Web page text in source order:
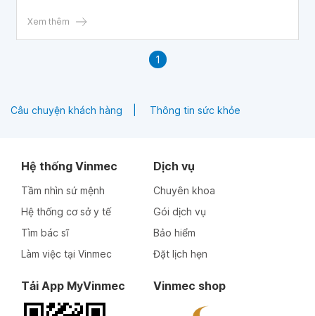
quan hệ tình dục còn giúp ngăn ngừa sự lão hóa. Vậy liệu
Xem thêm
1
Câu chuyện khách hàng Thông tin sức khỏe
Hệ thống Vinmec
Tầm nhìn sứ mệnh
Hệ thống cơ sở y tế
Tìm bác sĩ
Làm việc tại Vinmec
Dịch vụ
Chuyên khoa
Gói dịch vụ
Bảo hiểm
Đặt lịch hẹn
Tải App MyVinmec Vinmec shop